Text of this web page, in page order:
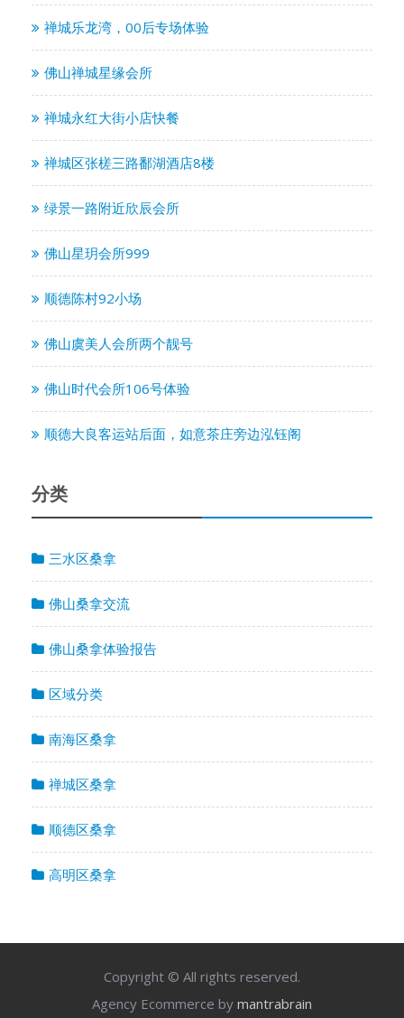
禅城乐龙湾，00后专场体验
佛山禅城星缘会所
禅城永红大街小店快餐
禅城区张槎三路鄱湖酒店8楼
绿景一路附近欣辰会所
佛山星玥会所999
顺德陈村92小场
佛山虞美人会所两个靓号
佛山时代会所106号体验
顺德大良客运站后面，如意茶庄旁边泓钰阁
分类
三水区桑拿
佛山桑拿交流
佛山桑拿体验报告
区域分类
南海区桑拿
禅城区桑拿
顺德区桑拿
高明区桑拿
Copyright © All rights reserved.
Agency Ecommerce by mantrabrain